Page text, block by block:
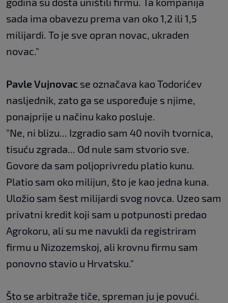
sada ima obavezu prema van oko 1,2 ili 1,5
milijardi. To je sve opran novac, ukraden
novac."
Pavle Vujnovac se označava kao Todorićev
nasljednik, zato ga se uspoređuje s njime,
ponajprije u načinu kako posluje.
"Ne, ni blizu... Izgradio sam 40 novih tvornica,
tisuću zgrada... Od nule sam stvorio sve.
Govore da sam poljoprivredu platio kunu.
Platio sam oko milijun, što je kao jedna kuna.
Uložio sam šest milijardi svog novca. Uzeo sam
privatni kredit koji sam u potpunosti predao
Agrokoru, ali su me navukli da registriram
firmu u Nizozemskoj, ali krovnu firmu sam
ponovno stavio u Hrvatsku."
Što se arbitraže tiče, spreman ju je povući.